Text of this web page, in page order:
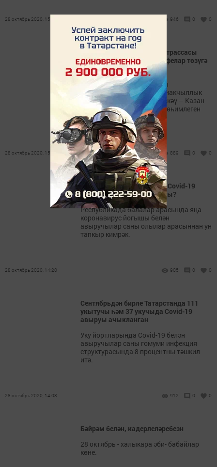
28 октябрь 2020, 15:10 946 0 0
Шәрәфетдинова: М12 автотрассасы
ТРда кунакханәләр һәм кафелар төзүгә
этәргеч бирәчәк
Татарстан рестораторлары
ассоциациясе башлыгы кунакчыллык
өлкәсендә бизнес өчен Мәскәү – Казан
магистрале төзелешенең мөһимлеген
бәяләде.
28 октябрь 2020, 15:01 889 0 0
Көзге каникуллар вакыты Covid-19
нәтиҗәсендә озайтылырмы?
Республикада балалар арасында яңа
коронавирус йогышы белән
авыручылар саны олылар арасыннан ун
тапкыр кимрәк.
28 октябрь 2020, 14:20 905 0 0
Сентябрьдән бирле Татарстанда 111
укытучы һәм 37 укучыда Covid-19
авыруы ачыкланган
Уку йортларында Covid-19 белән
авыручылар саны гомуми инфекция
структурасында 8 процентны тәшкил
итә.
28 октябрь 2020, 14:03 912 0 0
Бәйрәм белән, кадерлеләребезн
28 октябрь - халыкара әби- бабайлар
көне.